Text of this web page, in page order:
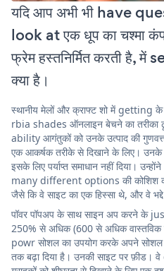
यदि आप अभी भी have
look at एक धूप का चश्मा
फ्रेम हस्तनिर्मित करती है,
क्या है।
स्थानीय मेलों और क्राफ्ट शो में getting
rbia shades ऑनलाइन बेचने का
ability आगंतुकों को उनके उत्पाद की
एक आकर्षक तरीके से दिखाने के लिए।
इसके लिए पर्याप्त समाधान नहीं दिया।
many different options की कोशिश
जैसे कि वे साइट का एक हिस्सा थे, और वे
पॉवर पॉपअप के साथ साइन अप करने के
250% से अधिक (600 से अधिक
powr सोशल का उपयोग करके अपने सोशल
तक बढ़ा दिया है। उनकी साइट पर